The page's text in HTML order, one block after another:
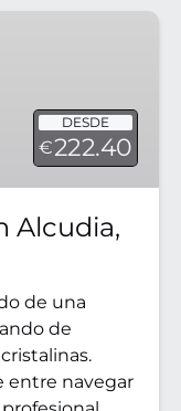
DESDE
€222.40
Alcudia,
de una
de
entre navegar